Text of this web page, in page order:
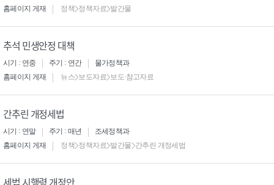
홈페이지 게재
정책>정책자료>발간물
추석 민생안정 대책
시기 : 연중 주기 : 연간
물가정책과
홈페이지 게재
뉴스>보도자료>보도·참고자료
간추린 개정세법
시기 : 연말 주기 : 매년
조세정책과
홈페이지 게재
정책>정책자료>발간물>간추린 개정세법